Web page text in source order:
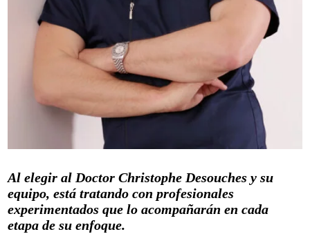
Al elegir al Doctor Christophe Desouches y su
equipo, está tratando con profesionales
experimentados que lo acompañarán en cada
etapa de su enfoque.